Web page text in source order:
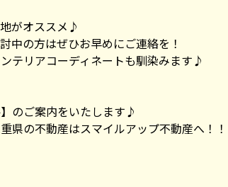
がオススメ♪
の方はぜひお早めにご連絡を！
テリアコーディネートも馴染みます♪
のご案内をいたします♪
県の不動産はスマイルアップ不動産へ！！